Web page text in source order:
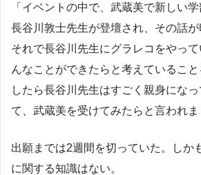
「イベントの中で、武蔵美で新しい
長谷川敦士先生が登壇され、その話が
それで長谷川先生にグラレコをやっ
んなことができたらと考えているこ
したら長谷川先生はすごく親身にな
て、武蔵美を受けてみたらと言われま
出願までは2週間を切っていた。しか
に関する知識はない。